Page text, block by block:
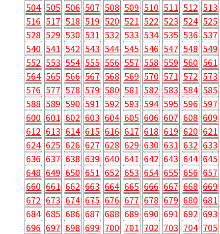
504 505 506 507 508 509 510 511 512 513
516 517 518 519 520 521 522 523 524 525
528 529 530 531 532 533 534 535 536 537
540 541 542 543 544 545 546 547 548 549
552 553 554 555 556 557 558 559 560 561
564 565 566 567 568 569 570 571 572 573
576 577 578 579 580 581 582 583 584 585
588 589 590 591 592 593 594 595 596 597
600 601 602 603 604 605 606 607 608 609
612 613 614 615 616 617 618 619 620 621
624 625 626 627 628 629 630 631 632 633
636 637 638 639 640 641 642 643 644 645
648 649 650 651 652 653 654 655 656 657
660 661 662 663 664 665 666 667 668 669
672 673 674 675 676 677 678 679 680 681
684 685 686 687 688 689 690 691 692 693
696 697 698 699 700 701 702 703 704 705